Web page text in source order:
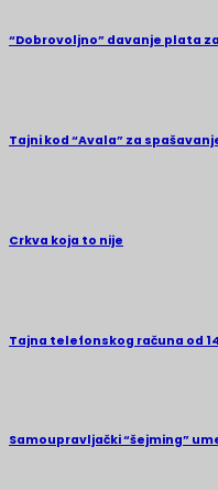
“Dobrovoljno” davanje plata
Tajni kod “Avala” za
Crkva koja to nije
Tajna telefonskog računa od
Samoupravljački “šejming”